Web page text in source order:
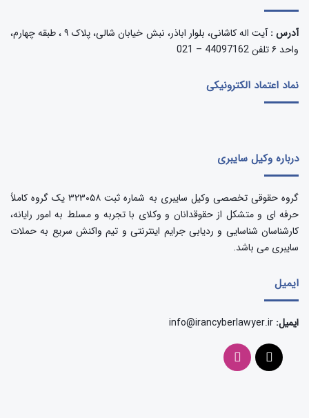
آدرس :
آیت اله کاشانی، بلوار اباذر، نبش خیابان شالی، پلاک ۹ ، طبقه چهارم،
واحد ۶ تلفن 44097162 – 021
نماد اعتماد الکترونیکی
درباره وکیل سایبری
گروه حقوقی تخصصی وکیل سایبری به شماره ثبت ۳۲۳۰۵۸ یک گروه کاملاً
حرفه ای و متشکل از حقوقدانان و وکلای با تجربه و مسلط به امور رایانه،
کارشناسان شناسایی و ردیابی جرایم اینترنتی و تیم واکنش سریع به حملات
سایبری می باشد.
ایمیل
ایمیل: info@irancyberlawyer.ir